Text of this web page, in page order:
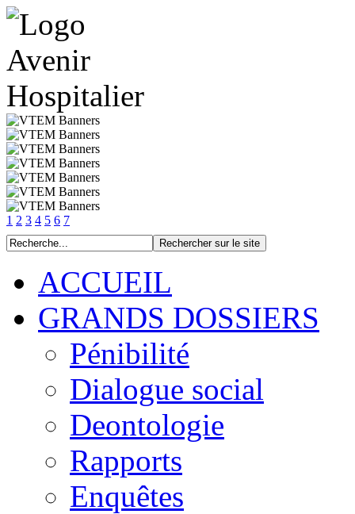
1 2 3 4 5 6 7
ACCUEIL
GRANDS DOSSIERS
Pénibilité
Dialogue social
Deontologie
Rapports
Enquêtes